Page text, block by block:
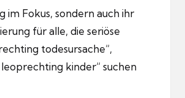
Fokus, sondern auch ihr
für alle, die seriöse
todesursache“,
kinder“ suchen